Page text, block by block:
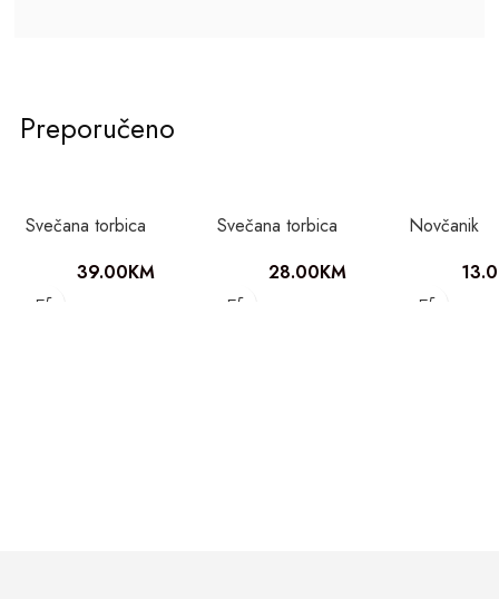
Preporučeno
Svečana torbica
39.00KM
Svečana torbica
28.00KM
Novčanik